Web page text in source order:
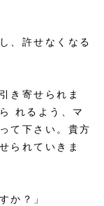
、許せなくなる
き寄せられま
れるよう、マ
て下さい。貴方
られていきま
か？」